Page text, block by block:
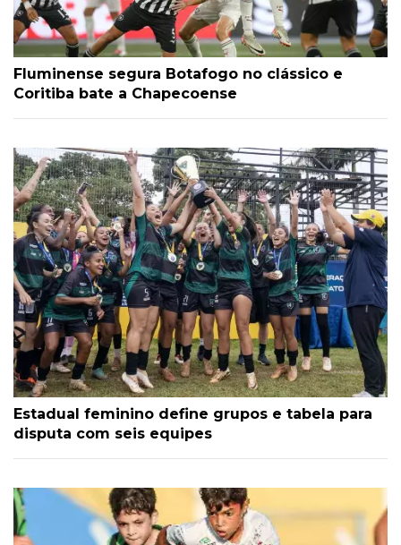
Fluminense segura Botafogo no clássico e
Coritiba bate a Chapecoense
Estadual feminino define grupos e tabela para
disputa com seis equipes